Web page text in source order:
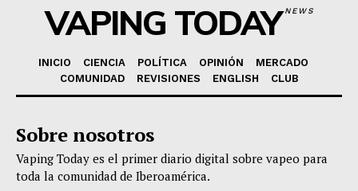
VAPING TODAYNEWS
INICIO CIENCIA POLÍTICA OPINIÓN
MERCADO
COMUNIDAD
REVISIONES ENGLISH CLUB
Sobre nosotros
Vaping Today es el primer diario digital sobre vapeo para
toda la comunidad de Iberoamérica.